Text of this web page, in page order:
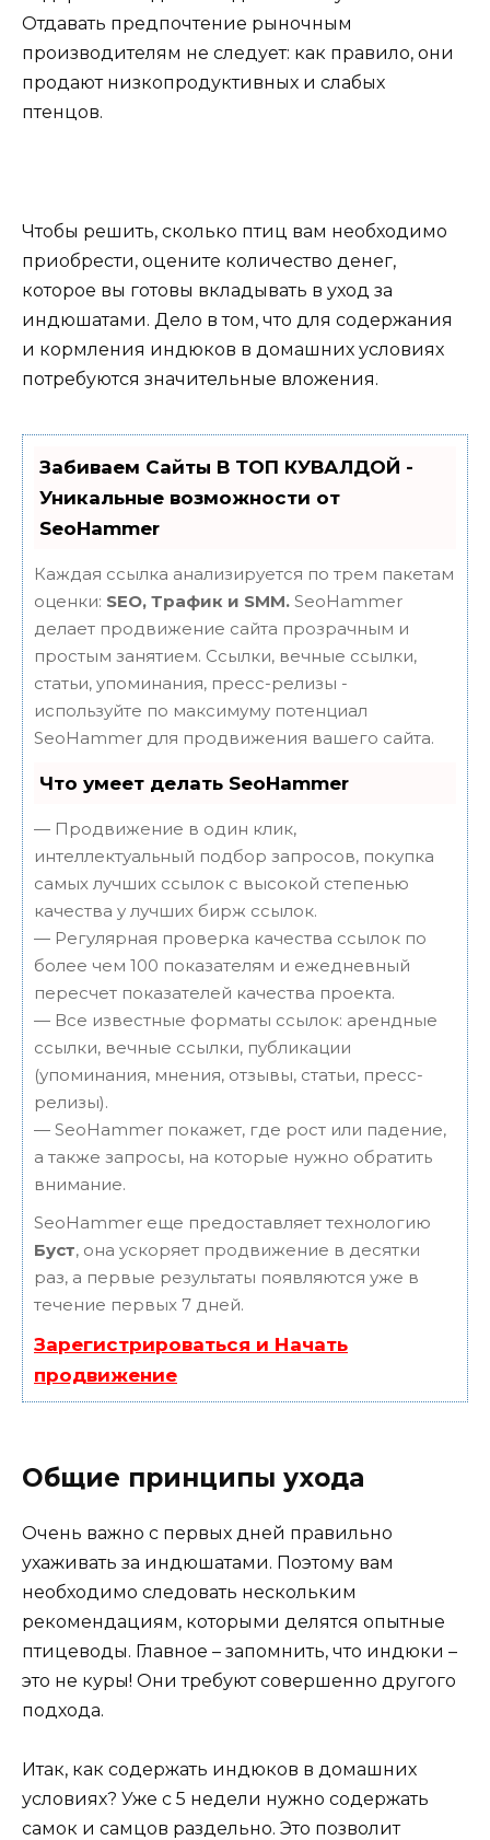
Отдавать предпочтение рыночным
производителям не следует: как правило, они
продают низкопродуктивных и слабых
птенцов.
Чтобы решить, сколько птиц вам необходимо
приобрести, оцените количество денег,
которое вы готовы вкладывать в уход за
индюшатами. Дело в том, что для содержания
и кормления индюков в домашних условиях
потребуются значительные вложения.
Забиваем Сайты В ТОП КУВАЛДОЙ -
Уникальные возможности от
SeoHammer
Каждая ссылка анализируется по трем пакетам
оценки: SEO, Трафик и SMM. SeoHammer
делает продвижение сайта прозрачным и
простым занятием. Ссылки, вечные ссылки,
статьи, упоминания, пресс-релизы -
используйте по максимуму потенциал
SeoHammer для продвижения вашего сайта.
Что умеет делать SeoHammer
— Продвижение в один клик,
интеллектуальный подбор запросов, покупка
самых лучших ссылок с высокой степенью
качества у лучших бирж ссылок.
— Регулярная проверка качества ссылок по
более чем 100 показателям и ежедневный
пересчет показателей качества проекта.
— Все известные форматы ссылок: арендные
ссылки, вечные ссылки, публикации
(упоминания, мнения, отзывы, статьи, пресс-
релизы).
— SeoHammer покажет, где рост или падение,
а также запросы, на которые нужно обратить
внимание.
SeoHammer еще предоставляет технологию
Буст, она ускоряет продвижение в десятки
раз, а первые результаты появляются уже в
течение первых 7 дней.
Зарегистрироваться и Начать
продвижение
Общие принципы ухода
Очень важно с первых дней правильно
ухаживать за индюшатами. Поэтому вам
необходимо следовать нескольким
рекомендациям, которыми делятся опытные
птицеводы. Главное – запомнить, что индюки –
это не куры! Они требуют совершенно другого
подхода.
Итак, как содержать индюков в домашних
условиях? Уже с 5 недели нужно содержать
самок и самцов раздельно. Это позволит